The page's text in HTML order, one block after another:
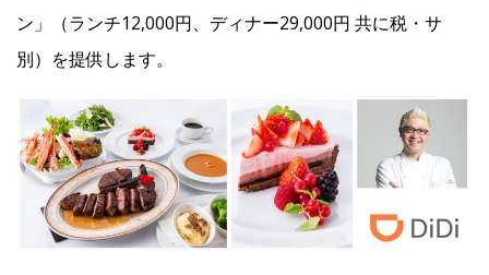
ン」（ランチ12,000円、ディナー29,000円 共に税・サ
別）を提供します。